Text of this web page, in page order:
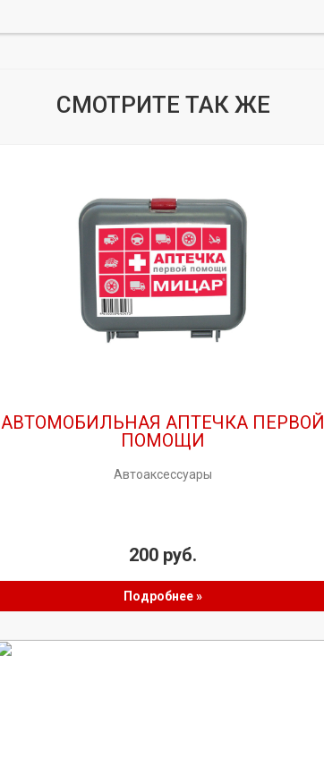
СМОТРИТЕ ТАК ЖЕ
АВТОМОБИЛЬНАЯ АПТЕЧКА ПЕРВОЙ
ПОМОЩИ
Автоаксессуары
200 руб.
Подробнее »